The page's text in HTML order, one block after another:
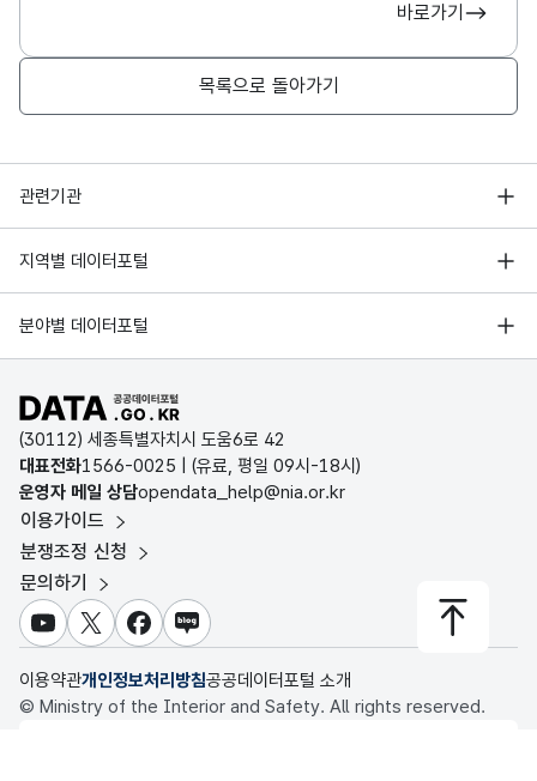
바로가기
목록으로 돌아가기
관련기관
행정안전부
한국지능정보사회진흥원
국가정보자원관리원
지역별 데이터포털
서울 열린데이터광장
경기데이터드림
D-데이터허브
인천데이터포털
울산광역시 데이터포털
전남광주통합특별시 빅데이터 플랫폼
대전광역시 데이터포털
세종특별자치시 데이터포털
충청북도 데이터허브
분야별 데이터포털
기상자료개방포털
국토교통부 공간정보오픈플랫폼
환경부 환경데이터포털
문화데이터광장
농림축산식품 공공데이터포털
보건의료빅데이터개방시스템
식품의약품안전처 데이터포털
교육통계서비스
공공데이터포털 바로가기
(30112) 세종특별자치시 도움6로 42
대표전화1566-0025 | (유료, 평일 09시-18시)
운영자 메일 상담opendata_help@nia.or.kr
이용가이드
분쟁조정 신청
문의하기
유튜브X 페이스북
블로그
이용약관개인정보처리방침공공데이터포털 소개
© Ministry of the Interior and Safety. All rights reserved.